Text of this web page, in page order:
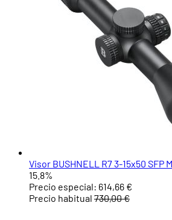
Visor BUSHNELL R7 3-15x50 SFP
15.8%
Precio especial: 614,66 €
Precio habitual 730,00 €